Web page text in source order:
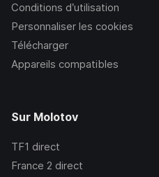
Conditions d’utilisation
Personnaliser les cookies
Télécharger
Appareils compatibles
Sur Molotov
TF1 direct
France 2 direct